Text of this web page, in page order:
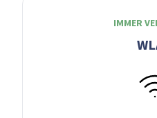
IMMER